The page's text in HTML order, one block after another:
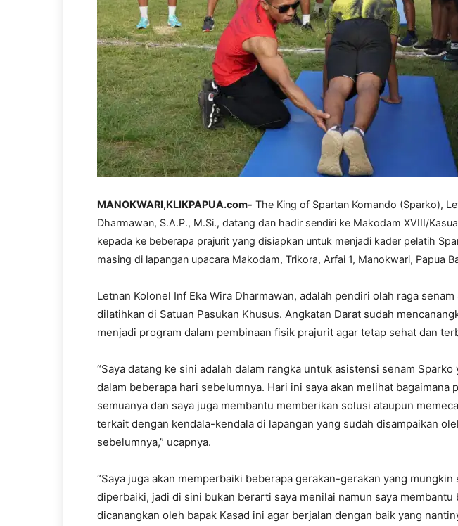
MANOKWARI,KLIKPAPUA.com- The King of Spartan Komando (Sparko),
Dharmawan, S.A.P., M.Si., datang dan hadir sendiri ke Makodam XVIII/
kepada ke beberapa prajurit yang disiapkan untuk menjadi kader pelatih
masing di lapangan upacara Makodam, Trikora, Arfai 1, Manokwari, Papua
Letnan Kolonel Inf Eka Wira Dharmawan, adalah pendiri olah raga
dilatihkan di Satuan Pasukan Khusus. Angkatan Darat sudah
menjadi program dalam pembinaan fisik prajurit agar tetap sehat dan
“Saya datang ke sini adalah dalam rangka untuk asistensi senam
dalam beberapa hari sebelumnya. Hari ini saya akan melihat bagaimana
semuanya dan saya juga membantu memberikan solusi ataupun
terkait dengan kendala-kendala di lapangan yang sudah disampaikan
sebelumnya,” ucapnya.
“Saya juga akan memperbaiki beberapa gerakan-gerakan yang mungkin
diperbaiki, jadi di sini bukan berarti saya menilai namun saya membantu
dicanangkan oleh bapak Kasad ini agar berjalan dengan baik yang